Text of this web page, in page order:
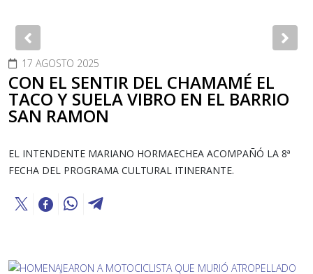
Previous
17 AGOSTO 2025
CON EL SENTIR DEL CHAMAMÉ EL
TACO Y SUELA VIBRO EN EL BARRIO
SAN RAMON
EL INTENDENTE MARIANO HORMAECHEA ACOMPAÑÓ LA 8ª
FECHA DEL PROGRAMA CULTURAL ITINERANTE.